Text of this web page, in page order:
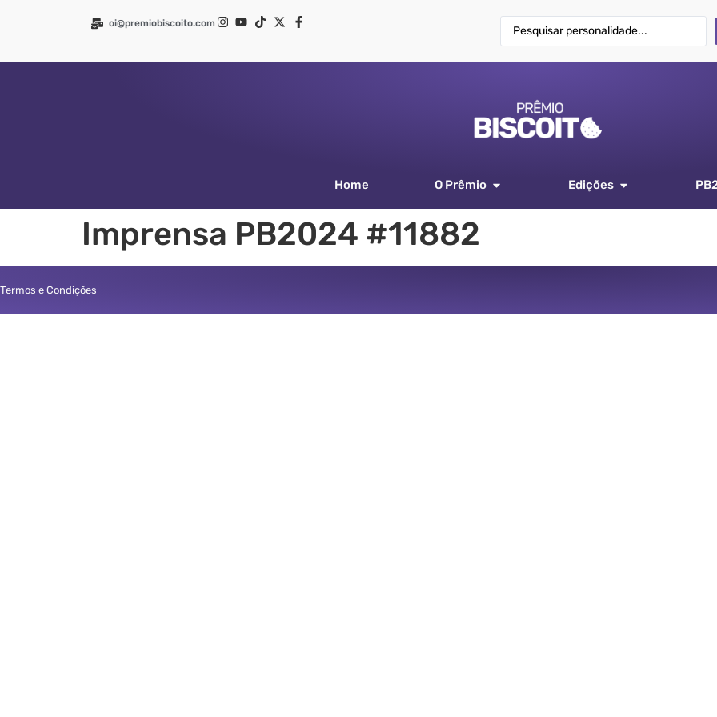
oi@premiobiscoito.com
Home O Prêmio Edições
Imprensa PB2024 #11882
Termos e Condições